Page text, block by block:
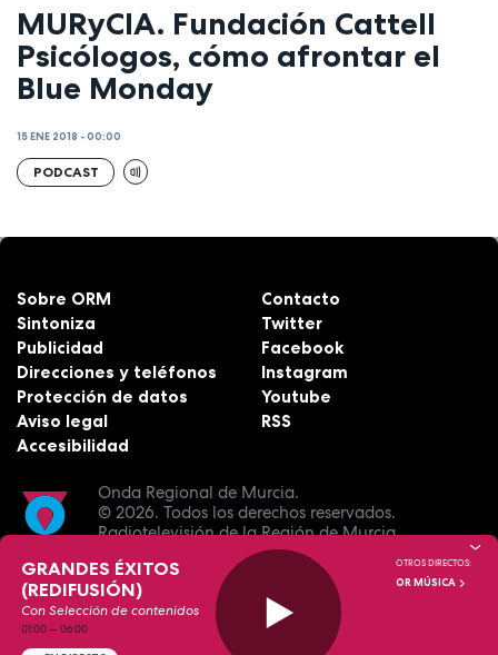
MURyCIA. Fundación Cattell
Psicólogos, cómo afrontar el
Blue Monday
15 ENE 2018 - 00:00
PODCAST
Onda Regional de Murcia.
© 2026. Todos los derechos reservados.
Radiotelevisión de la Región de Murcia.
Sobre ORM
Sintoniza
Publicidad
Direcciones y teléfonos
Protección de datos
Aviso legal
Accesibilidad
Contacto
Twitter
Facebook
Instagram
Youtube
RSS
GRANDES ÉXITOS
(REDIFUSIÓN)
Con Selección de contenidos
01:00—06:00
OTROS DIRECTOS:
OR MÚSICA